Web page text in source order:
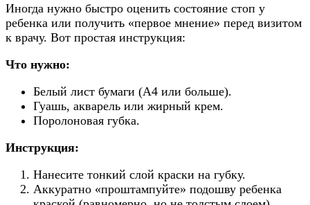
Иногда нужно быстро оценить состояние стоп у
ребенка или получить «первое мнение» перед визитом
к врачу. Вот простая инструкция:
Что нужно:
Белый лист бумаги (А4 или больше).
Гуашь, акварель или жирный крем.
Поролоновая губка.
Инструкция:
Нанесите тонкий слой краски на губку.
Аккуратно «проштампуйте» подошву ребенка